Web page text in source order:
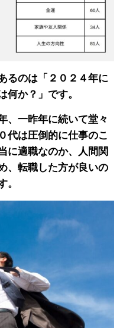
るのは「２０２４年に
何か？」です。
、一昨年に続いて堂々
代は圧倒的に仕事のこ
に適職なのか、人間関
、転職した方が良いの
。